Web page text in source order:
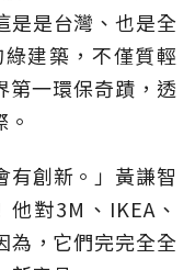
是是台灣、也是全
建築，不僅質輕
第一環保奇蹟，透
有創新。」黃謙智
對3M、IKEA、
為，它們完完全全